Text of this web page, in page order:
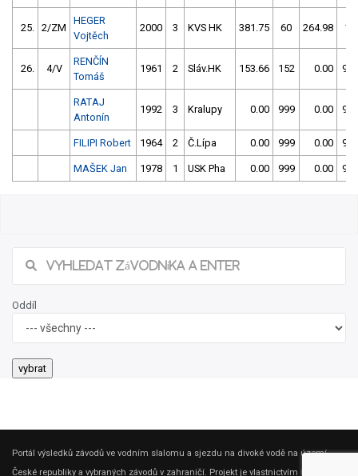
25. 2/ZM
HEGER
Vojtěch
2000 3 KVS HK 381.75 60 264.98 10
26. 4/V
RENČÍN
Tomáš
1961 2 Sláv.HK 153.66 152 0.00 999
RATAJ
Antonín
1992 3 Kralupy 0.00 999 0.00 999
FILIPI Robert 1964 2 Č.Lípa 0.00 999 0.00 999
MAŠEK Jan 1978 1 USK Pha 0.00 999 0.00 999
Oddíl
Portál výsledků závodů ve vodním slalomu a sjezdu na divoké vodě na území
České republiky a vybraných závodů v zahraničí. Projekt je vlastnictvím ČSK DV